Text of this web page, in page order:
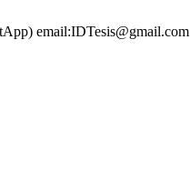
email:IDTesis@gmail.com